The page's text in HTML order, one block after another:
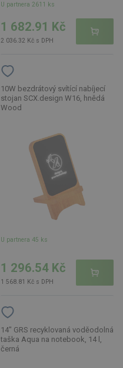
U partnera 2611 ks
1 682.91 Kč
2 036.32 Kč s DPH
10W bezdrátový svítící nabíjecí
stojan SCX.design W16, hnědá
Wood
U partnera 45 ks
1 296.54 Kč
1 568.81 Kč s DPH
14" GRS recyklovaná voděodolná
taška Aqua na notebook, 14 l,
černá